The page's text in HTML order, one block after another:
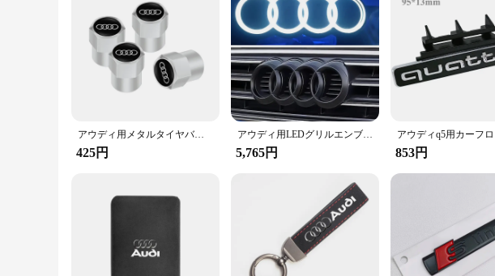
アウディ用メタルタイヤバルブカバー,モデルA3, A4,a6,a5,q5,A1,q7,q3,q2,q8,a7,a8,a7,a8用アクセサリーtt、s1、4個
425円
アウディ用LEDグリルエンブレム、4リングロゴライト、黒と銀のバッジ、auti a3、a4、a5、a6、a7、a8、s3、s4、s5、s6、s7、q3、q5、q7
5,765円 853円